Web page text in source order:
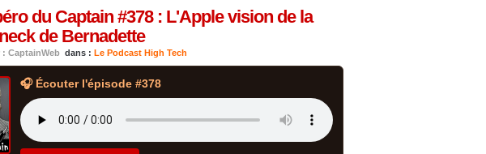
du Captain #378 : L'Apple vision de la
de Bernadette
: CaptainWeb dans : Le Podcast High Tech
🎧 Écouter l'épisode #378